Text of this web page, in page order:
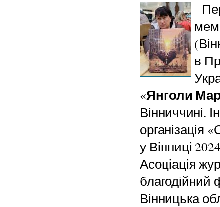
в
«Янголи
Вінниччині.
організація
у Вінниці
Асоціація
благодійний
Вінницька